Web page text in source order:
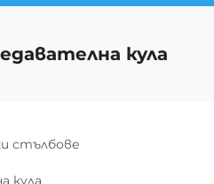
кула
стълбове
кула